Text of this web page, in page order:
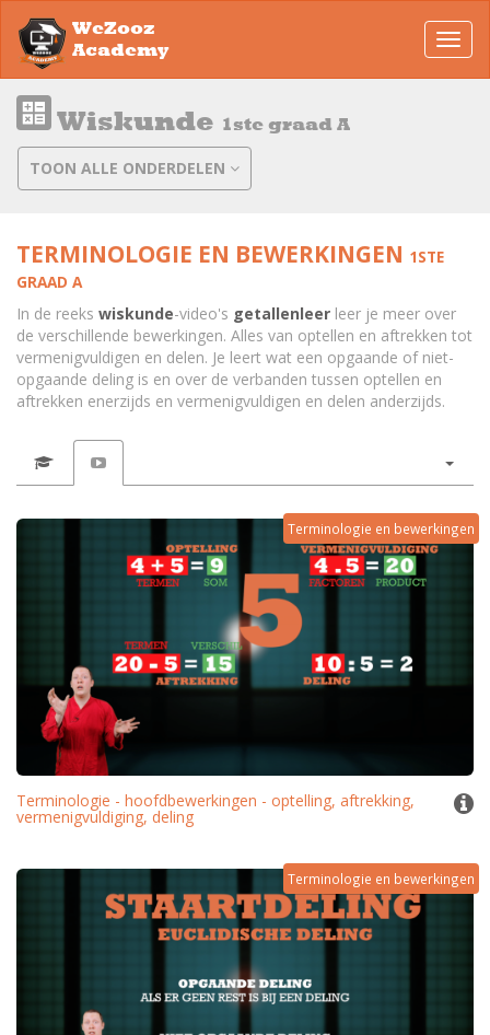
WeZooz
Academy
Wiskunde 1ste graad A
TOON ALLE ONDERDELEN
TERMINOLOGIE EN BEWERKINGEN 1STE
GRAAD A
In de reeks wiskunde-video's getallenleer leer je meer over
de verschillende bewerkingen. Alles van optellen en aftrekken tot
vermenigvuldigen en delen. Je leert wat een opgaande of niet-
opgaande deling is en over de verbanden tussen optellen en
aftrekken enerzijds en vermenigvuldigen en delen anderzijds.
Terminologie en bewerkingen
Terminologie - hoofdbewerkingen - optelling, aftrekking,
vermenigvuldiging, deling
Terminologie en bewerkingen